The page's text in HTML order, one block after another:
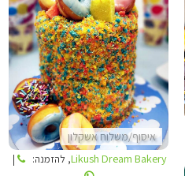
איסוף/משלוח אשקלון
LIKUSH DREAM BAKERY
Likush Dream Bakery, להזמנה: |